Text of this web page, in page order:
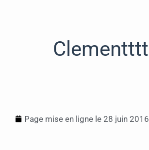
Clementttt
Page mise en ligne le 28 juin 2016